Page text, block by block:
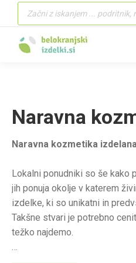
Products
search
Naravna
Naravna kozmetika
Lokalni ponudniki so še kako
jih ponuja okolje v katerem
izdelke, ki so unikatni in
Takšne stvari je potrebno
težko najdemo.